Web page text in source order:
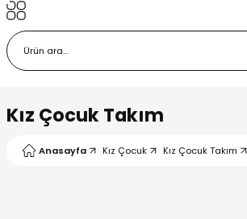
Kız Çocuk Takım
Anasayfa Kız Çocuk Kız Çocuk Takım
Bere ve Eldiven
Ürünleri